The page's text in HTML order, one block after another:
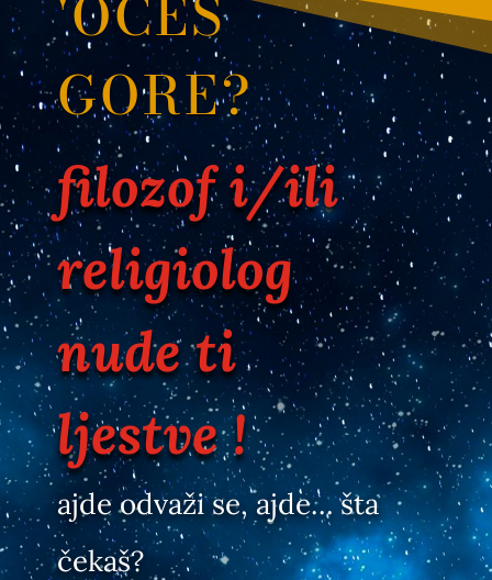
GORE?
filozof i/ili
religiolog
nude ti
ljestve !
ajde odvaži se, ajde… šta
čekaš?